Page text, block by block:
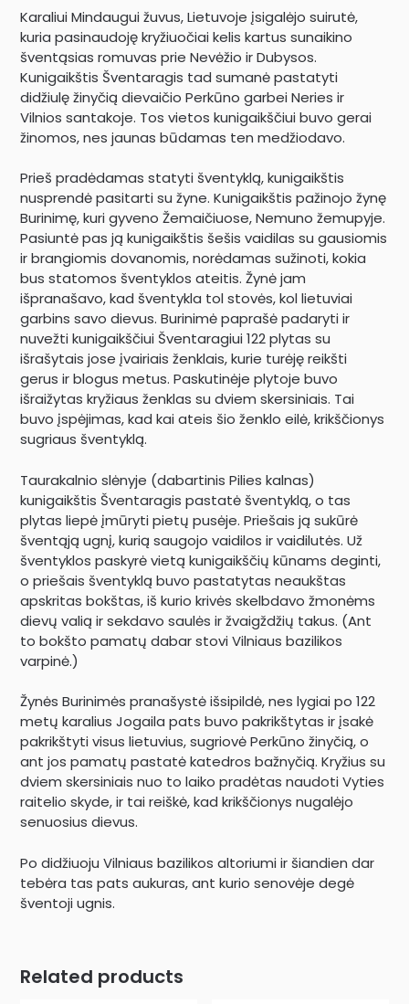
Karaliui Mindaugui žuvus, Lietuvoje įsigalėjo suirutė,
kuria pasinaudoję kryžiuočiai kelis kartus sunaikino
šventąsias romuvas prie Nevėžio ir Dubysos.
Kunigaikštis Šventaragis tad sumanė pastatyti
didžiulę žinyčią dievaičio Perkūno garbei Neries ir
Vilnios santakoje. Tos vietos kunigaikščiui buvo gerai
žinomos, nes jaunas būdamas ten medžiodavo.
Prieš pradėdamas statyti šventyklą, kunigaikštis
nusprendė pasitarti su žyne. Kunigaikštis pažinojo žynę
Burinimę, kuri gyveno Žemaičiuose, Nemuno žemupyje.
Pasiuntė pas ją kunigaikštis šešis vaidilas su gausiomis
ir brangiomis dovanomis, norėdamas sužinoti, kokia
bus statomos šventyklos ateitis. Žynė jam
išpranašavo, kad šventykla tol stovės, kol lietuviai
garbins savo dievus. Burinimė paprašė padaryti ir
nuvežti kunigaikščiui Šventaragiui 122 plytas su
išrašytais jose įvairiais ženklais, kurie turėję reikšti
gerus ir blogus metus. Paskutinėje plytoje buvo
išraižytas kryžiaus ženklas su dviem skersiniais. Tai
buvo įspėjimas, kad kai ateis šio ženklo eilė, krikščionys
sugriaus šventyklą.
Taurakalnio slėnyje (dabartinis Pilies kalnas)
kunigaikštis Šventaragis pastatė šventyklą, o tas
plytas liepė įmūryti pietų pusėje. Priešais ją sukūrė
šventąją ugnį, kurią saugojo vaidilos ir vaidilutės. Už
šventyklos paskyrė vietą kunigaikščių kūnams deginti,
o priešais šventyklą buvo pastatytas neaukštas
apskritas bokštas, iš kurio krivės skelbdavo žmonėms
dievų valią ir sekdavo saulės ir žvaigždžių takus. (Ant
to bokšto pamatų dabar stovi Vilniaus bazilikos
varpinė.)
Žynės Burinimės pranašystė išsipildė, nes lygiai po 122
metų karalius Jogaila pats buvo pakrikštytas ir įsakė
pakrikštyti visus lietuvius, sugriovė Perkūno žinyčią, o
ant jos pamatų pastatė katedros bažnyčią. Kryžius su
dviem skersiniais nuo to laiko pradėtas naudoti Vyties
raitelio skyde, ir tai reiškė, kad krikščionys nugalėjo
senuosius dievus.
Po didžiuoju Vilniaus bazilikos altoriumi ir šiandien dar
tebėra tas pats aukuras, ant kurio senovėje degė
šventoji ugnis.
Related products